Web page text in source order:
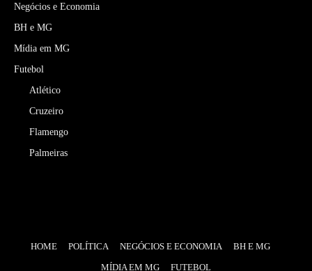
Negócios e Economia
BH e MG
Mídia em MG
Futebol
Atlético
Cruzeiro
Flamengo
Palmeiras
HOME POLÍTICA NEGÓCIOS E ECONOMIA
BH E MG
MÍDIA EM MG
FUTEBOL